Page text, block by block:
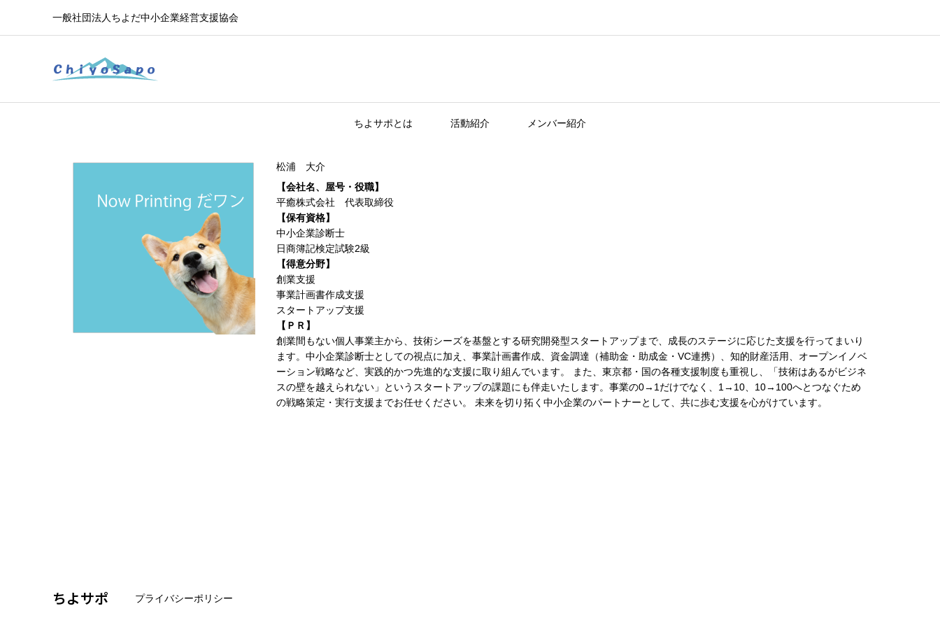
一般社団法人ちよだ中小企業経営支援協会
ちよサポとは 活動紹介 メンバー紹介
松浦 大介
【会社名、屋号・役職】
平癒株式会社 代表取締役
【保有資格】
中小企業診断士
日商簿記検定試験2級
【得意分野】
創業支援
事業計画書作成支援
スタートアップ支援
【ＰＲ】
創業間もない個人事業主から、技術シーズを基盤とする研究開発型スタートアップまで、成長のステージに応じた支援を行ってまいり
ます。中小企業診断士としての視点に加え、事業計画書作成、資金調達（補助金・助成金・VC連携）、知的財産活用、オープンイノベ
ーション戦略など、実践的かつ先進的な支援に取り組んでいます。 また、東京都・国の各種支援制度も重視し、「技術はあるがビジネ
スの壁を越えられない」というスタートアップの課題にも伴走いたします。事業の0→1だけでなく、1→10、10→100へとつなぐため
の戦略策定・実行支援までお任せください。 未来を切り拓く中小企業のパートナーとして、共に歩む支援を心がけています。
ちよサポ プライバシーポリシー